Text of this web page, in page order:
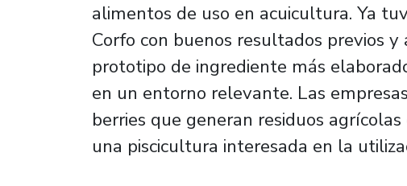
alimentos de uso en acuicultura. Ya
Corfo con buenos resultados previos
prototipo de ingrediente más
en un entorno relevante. Las
berries que generan residuos
una piscicultura interesada en la